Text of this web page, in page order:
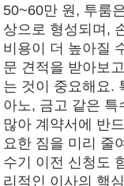
50~60만 원, 투룸
상으로 형성되며,
비용이 더 높아질
문 견적을 받아보
는 것이 중요해요.
아노, 금고 같은
많아 계약서에 반
요한 짐을 미리 줄
수기 이전 신청도
리적인 이사의 핵